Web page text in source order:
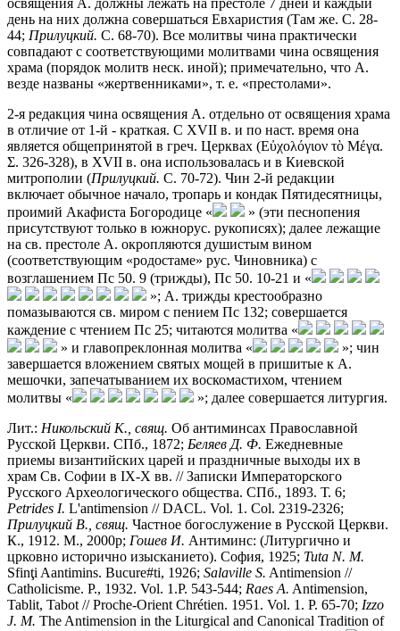
день на них должна совершаться Евхаристия (Там же. С. 28-
44; Прилуцкий. С. 68-70). Все молитвы чина практически
совпадают с соответствующими молитвами чина освящения
храма (порядок молитв неск. иной); примечательно, что А.
везде названы «жертвенниками», т. е. «престолами».
2-я редакция чина освящения А. отдельно от освящения храма
в отличие от 1-й - краткая. C XVII в. и по наст. время она
является общепринятой в греч. Церквах (Εὐχολόγιον τὸ Μέγα.
Σ. 326-328), в XVII в. она использовалась и в Киевской
митрополии (Прилуцкий. С. 70-72). Чин 2-й редакции
включает обычное начало, тропарь и кондак Пятидесятницы,
проимий Акафиста Богородице «
» (эти песнопения
присутствуют только в южнорус. рукописях); далее лежащие
на св. престоле А. окропляются душистым вином
(соответствующим «родостаме» рус. Чиновника) с
возглашением Пс 50. 9 (трижды), Пс 50. 10-21 и «
»; А. трижды крестообразно
помазываются св. миром с пением Пс 132; совершается
каждение с чтением Пс 25; читаются молитва «
» и главопреклонная молитва «
»; чин
завершается вложением святых мощей в пришитые к А.
мешочки, запечатыванием их воскомастихом, чтением
молитвы «
»; далее совершается литургия.
Лит.: Никольский К., свящ. Об антиминсах Православной
Русской Церкви. СПб., 1872; Беляев Д. Ф. Ежедневные
приемы византийских царей и праздничные выходы их в
храм Св. Софии в IX-X вв. // Записки Императорского
Русского Археологического общества. СПб., 1893. Т. 6;
Petrides I. L'antimension // DACL. Vol. 1. Col. 2319-2326;
Прилуцкий В., свящ. Частное богослужение в Русской Церкви.
К., 1912. М., 2000р; Гошев И. Антиминс: (Литургично и
црковно исторично изысканието). София, 1925; Tuta N. M.
Sfinţi Aantimins. Bucure#ti, 1926; Salaville S. Antimension //
Catholicisme. P., 1932. Vol. 1.P. 543-544; Raes A. Antimension,
Tablit, Tabot // Proche-Orient Chrétien. 1951. Vol. 1. P. 65-70; Izzo
J. M. The Antimension in the Liturgical and Canonical Tradition of